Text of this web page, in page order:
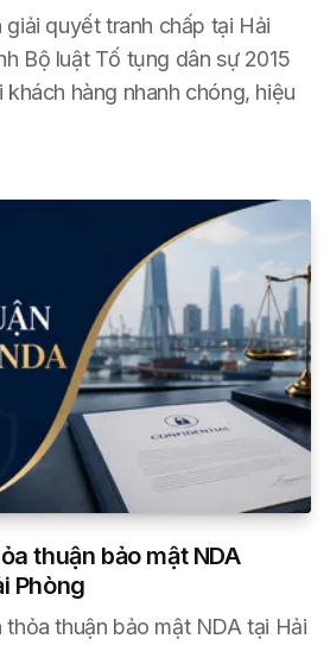
quyết tranh chấp tại Hải
Bộ luật Tố tụng dân sự 2015
hàng nhanh chóng, hiệu
thuận bảo mật NDA
Phòng
thuận bảo mật NDA tại Hải